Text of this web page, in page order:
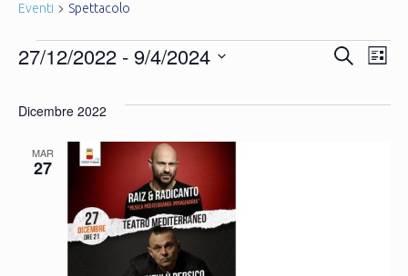
Eventi Spettacolo
Eventi Cerca
Lista
27/12/2022 - 9/4/2024
la
Dicembre 2022
MAR
27